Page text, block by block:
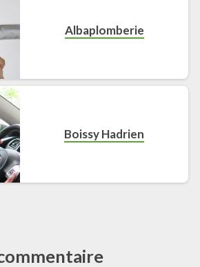
Albaplomberie
Boissy Hadrien